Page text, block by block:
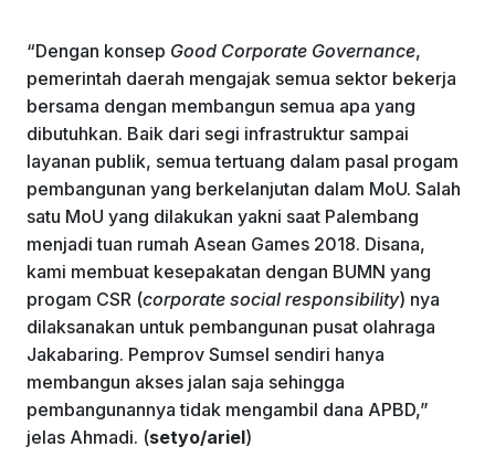
“Dengan konsep Good Corporate Governance,
pemerintah daerah mengajak semua sektor bekerja
bersama dengan membangun semua apa yang
dibutuhkan. Baik dari segi infrastruktur sampai
layanan publik, semua tertuang dalam pasal progam
pembangunan yang berkelanjutan dalam MoU. Salah
satu MoU yang dilakukan yakni saat Palembang
menjadi tuan rumah Asean Games 2018. Disana,
kami membuat kesepakatan dengan BUMN yang
progam CSR (corporate social responsibility) nya
dilaksanakan untuk pembangunan pusat olahraga
Jakabaring. Pemprov Sumsel sendiri hanya
membangun akses jalan saja sehingga
pembangunannya tidak mengambil dana APBD,”
jelas Ahmadi. (setyo/ariel)